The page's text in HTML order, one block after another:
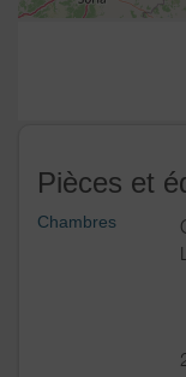
Pièces et
Chambres